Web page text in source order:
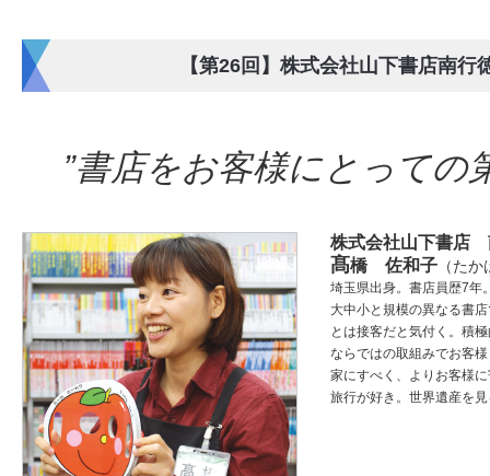
【第26回】株式会社山下書店南
”書店をお客様にとっての
株式会社山下書店
髙橋 佐和子 （た
埼玉県出身。書店員歴7年
大中小と規模の異なる書
とは接客だと気付く。積
ならではの取組みでお客
家にすべく、よりお客様
旅行が好き。世界遺産を